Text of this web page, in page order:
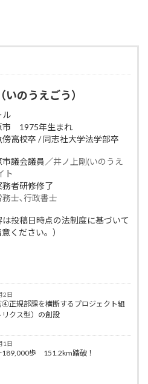
のうえごう）
ル
市 1975年生まれ
高校卒 / 同志社大学法学部卒
議会議員／井ノ上剛(いのうえ
ト
者研修修了
士､行政書士
は投稿日時点の法制度に基づいて
ください。）
2日
④正規部課を横断するプロジェクト組
クス型）の創設
1日
189,000歩 151.2km踏破！